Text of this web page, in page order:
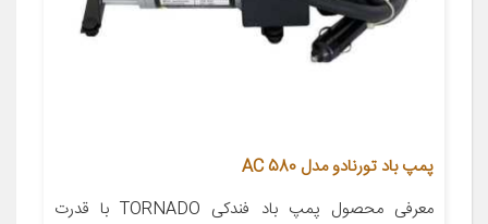
پمپ باد تورنادو مدل AC 580
معرفی محصول پمپ باد فندکی TORNADO با قدرت